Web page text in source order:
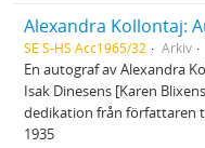
Alexandra Kollontaj:
SE S-HS Acc1965/32 Arkiv
En autograf av Alexandra
Isak Dinesens [Karen
dedikation från författaren
1935